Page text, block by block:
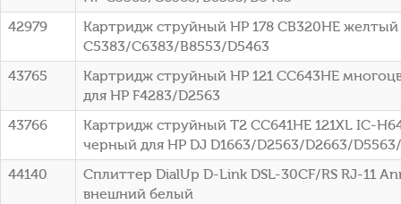
42979
Картридж струйный HP 178 CB320HE желтый
C5383/C6383/B8553/D5463
43765
Картридж струйный HP 121 CC643HE
для HP F4283/D2563
43766
Картридж струйный T2 CC641HE 121XL IC-
черный для HP DJ D1663/D2563/D2663/
44140
Сплиттер DialUp D-Link DSL-30CF/RS RJ-11
внешний белый